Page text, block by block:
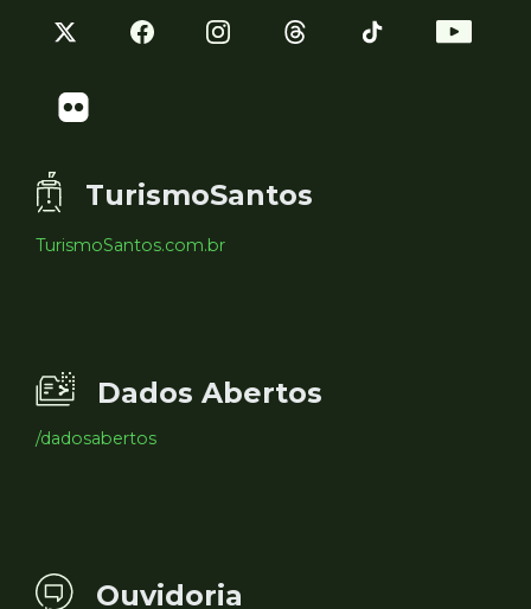
TurismoSantos
TurismoSantos.com.br
Dados Abertos
/dadosabertos
Ouvidoria